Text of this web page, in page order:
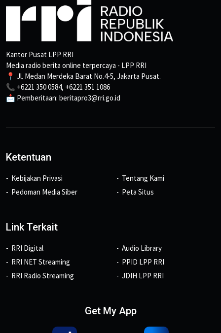
Kantor Pusat LPP RRI
Media radio berita online terpercaya - LPP RRI
📍 Jl. Medan Merdeka Barat No.4-5, Jakarta Pusat.
📞 +6221 350 0584, +6221 351 1086
📩 Pemberitaan: beritapro3@rri.go.id
Ketentuan
Kebijakan Privasi
Pedoman Media Siber
Tentang Kami
Peta Situs
Link Terkait
RRI Digital
RRI NET Streaming
RRI Radio Streaming
Audio Library
PPID LPP RRI
JDIH LPP RRI
Get My App